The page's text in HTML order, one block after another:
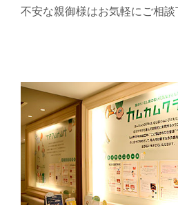
不安な親御様はお気軽にご相談